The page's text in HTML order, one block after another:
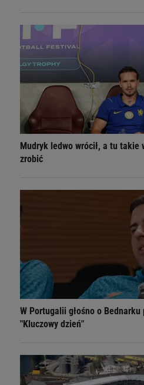
Mudryk ledwo wrócił, a tu takie
zrobić
W Portugalii głośno o
"Kluczowy dzień"